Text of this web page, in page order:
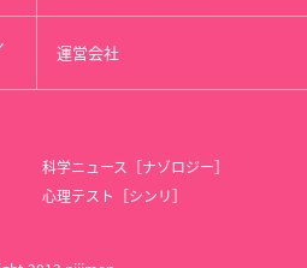
運営会社
科学ニュース［ナゾロジー］
心理テスト［シンリ］